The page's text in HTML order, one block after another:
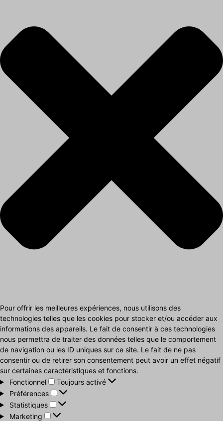
Pour offrir les meilleures expériences, nous utilisons des
technologies telles que les cookies pour stocker et/ou accéder aux
informations des appareils. Le fait de consentir à ces technologies
nous permettra de traiter des données telles que le comportement
de navigation ou les ID uniques sur ce site. Le fait de ne pas
consentir ou de retirer son consentement peut avoir un effet négatif
sur certaines caractéristiques et fonctions.
Fonctionnel
Fonctionnel
Toujours activé
Préférences
Préférences
Statistiques
Statistiques
Marketing
Marketing